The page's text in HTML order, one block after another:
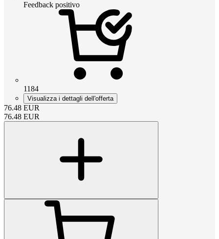
Feedback positivo
1184
Visualizza i dettagli dell'offerta
76.48 EUR
76.48 EUR